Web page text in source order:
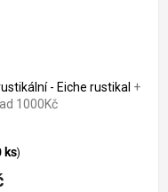
- Eiche rustikal +
1000Kč
ks)